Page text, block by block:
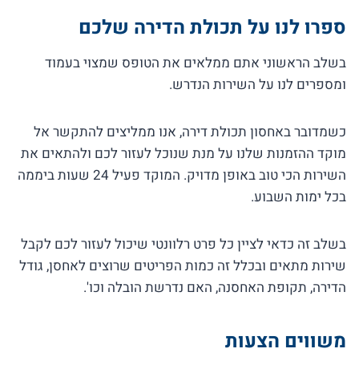
ספרו לנו על תכולת הדירה שלכם
בשלב הראשוני אתם ממלאים את הטופס שמצוי בעמוד
ומספרים לנו על השירות הנדרש.
כשמדובר באחסון תכולת דירה, אנו ממליצים להתקשר אל
מוקד ההזמנות שלנו על מנת שנוכל לעזור לכם ולהתאים את
השירות הכי טוב באופן מדויק. המוקד פעיל 24 שעות ביממה
בכל ימות השבוע.
בשלב זה כדאי לציין כל פרט רלוונטי שיכול לעזור לכם לקבל
שירות מתאים ובכלל זה כמות הפריטים שרוצים לאחסן, גודל
הדירה, תקופת האחסנה, האם נדרשת הובלה וכו'.
משווים הצעות